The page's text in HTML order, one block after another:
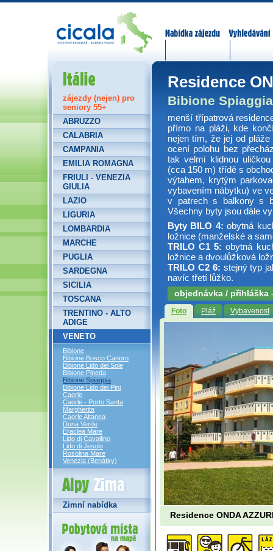
Residence
Bibione
menší třípatrová
přímo na pláži, kde
nejen tím, že jej od
ocení polohu bez
tak velmi klidnou
(cca 150 m) třídě s
výtahem, krytým
vybavením nábytku) ve
v patrech s balkony s
Všechny byty jsou dále
Byty BILO 4: obytná
ložnice (manželské a
TRILO C1 5: obytná
ložnice a dvoulůžková
TRILO C2 6: stejný typ
navíc třetí lůžko.
objednávka / přihláška
Foto Pláž Vybavenost
Residence ONDA
Itálie
zájezdy (nejen) pro
seniory 55+
ABRUZZO
CALABRIA
CAMPANIA
EMILIA ROMAGNA
FRIULI - VENEZIA
GIULIA
LAZIO
LIGURIA
LOMBARDIA
MARCHE
PUGLIA
SARDEGNA
SICILIA
TOSCANA
TRENTINO - ALTO
ADIGE
VENETO
Bibione
Bibione Bosco Canoro
Bibione Lido del Sole
Bibione Pineda
Bibione Spiaggia
Bibione Lido dei Pini
Caorle
Caorle - Porto Santa
Margherita
Caorle Altanea
Duna Verde
Eraclea Mare
Lido di Cavallino
Lido di Jesolo
Rosolina Mare
Venezia (Benátky)
Alpy Zima
Zimní nabídka